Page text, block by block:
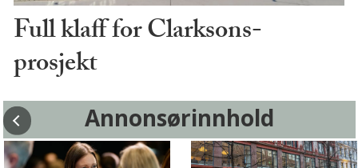
Full klaff for Clarksons-
prosjekt
Annonsørinnhold